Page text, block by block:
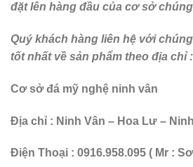
đặt lên hàng đầu của cơ sở
Quý khách hàng liên hệ với
tốt nhất về sản phẩm theo địa chỉ :
Cơ sở đá mỹ nghệ ninh vân
Địa chỉ : Ninh Vân – Hoa Lư –
Điện Thoại : 0916.958.095 ( Mr :